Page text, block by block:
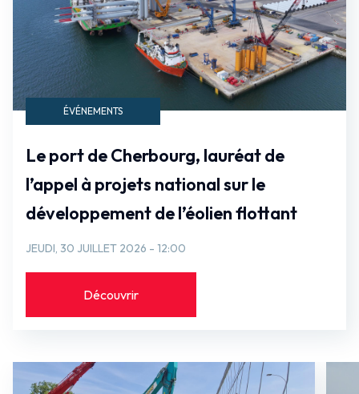
ÉVÉNEMENTS
Le port de Cherbourg, lauréat de
l’appel à projets national sur le
développement de l’éolien flottant
JEUDI, 30 JUILLET 2026 - 12:00
Découvrir